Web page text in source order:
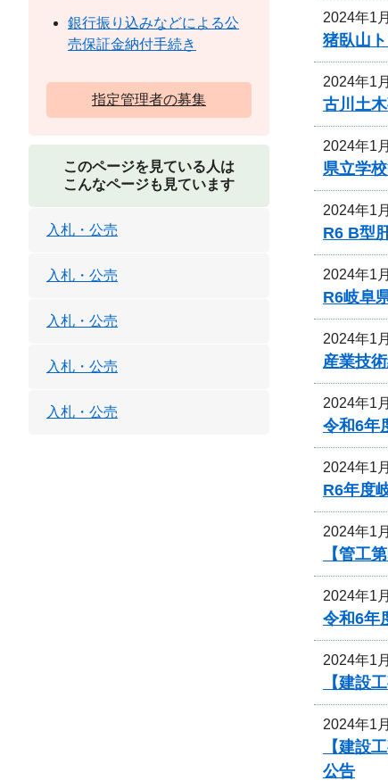
2024年1
猪臥山
2024年1
古川土
2024年1
県立学
2024年1
R6 B型
2024年1
R6岐阜
2024年1
産業技
2024年1
令和6年
2024年1
R6年度
2024年1
【管工
2024年1
令和6年
2024年1
【建設
2024年1
【建設
公告
銀行振り込みなどによる公
売保証金納付手続き
指定管理者の募集
このページを見ている人は
こんなページも見ています
入札・公売
入札・公売
入札・公売
入札・公売
入札・公売